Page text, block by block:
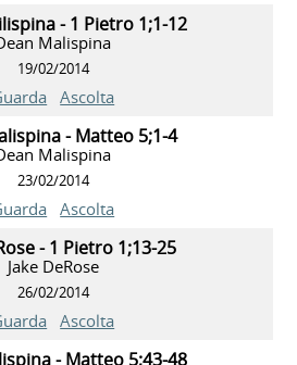
- 1 Pietro 1;1-12
Malispina
19/02/2014
Ascolta
- Matteo 5;1-4
Malispina
23/02/2014
Ascolta
- 1 Pietro 1;13-25
Jake DeRose
26/02/2014
Ascolta
- Matteo 5;43-48